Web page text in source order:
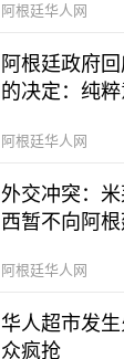
阿根廷华人网
阿根廷政府
的决定：纯
阿根廷华人网
外交冲突：
西暂不向阿
阿根廷华人网
华人超市发
众疯抢